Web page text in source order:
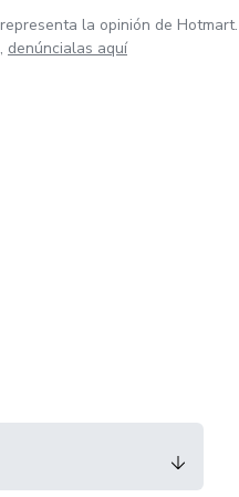
la opinión de Hotmart.
denúncialas aquí